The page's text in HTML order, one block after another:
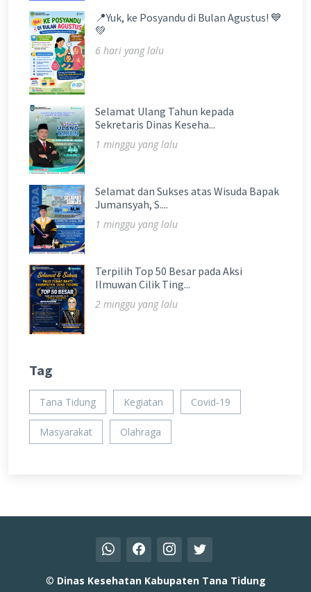
📍Yuk, ke Posyandu di Bulan Agustus! 💙
💚
6 hari yang lalu
Selamat Ulang Tahun kepada
Sekretaris Dinas Keseha...
1 minggu yang lalu
Selamat dan Sukses atas Wisuda Bapak
Jumansyah, S....
1 minggu yang lalu
Terpilih Top 50 Besar pada Aksi
Ilmuwan Cilik Ting...
2 minggu yang lalu
Tag
Tana Tidung Kegiatan Covid-19
Masyarakat Olahraga
© Dinas Kesehatan Kabupaten Tana Tidung